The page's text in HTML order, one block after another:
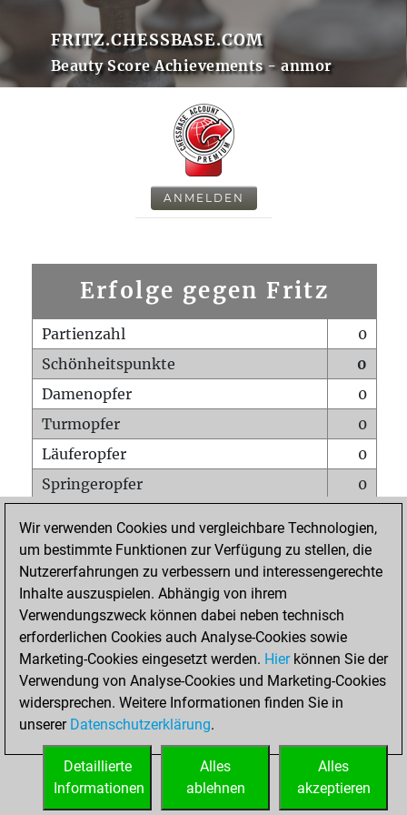
FRITZ.CHESSBASE.COM
Beauty Score Achievements - anmor
ANMELDEN
Erfolge gegen Fritz
Partienzahl
0
Schönheitspunkte
0
Damenopfer
0
Turmopfer
0
Läuferopfer
0
Springeropfer
0
Matt auf vollem Brett
0
Bauer setzt Matt
0
Erstickte Matts
Unterverwandlungen
Türme auf der siebten
0
STARTSEITE
Wir verwenden Cookies und vergleichbare Technologien,
um bestimmte Funktionen zur Verfügung zu stellen, die
Nutzererfahrungen zu verbessern und interessengerechte
Inhalte auszuspielen. Abhängig von ihrem
Verwendungszweck können dabei neben technisch
erforderlichen Cookies auch Analyse-Cookies sowie
Marketing-Cookies eingesetzt werden. Hierkönnen Sie der
Verwendung von Analyse-Cookies und Marketing-Cookies
widersprechen. Weitere Informationen finden Sie in
unserer Datenschutzerklärung.
Alles
akzeptieren
Alles
ablehnen
Detaillierte
Informationen